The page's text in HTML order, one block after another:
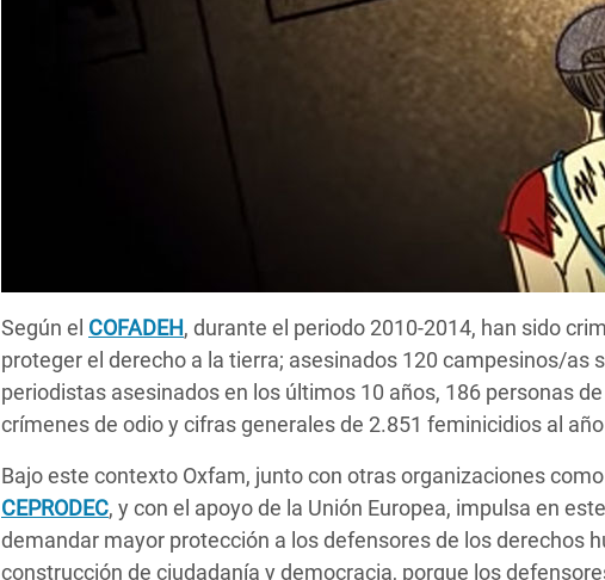
Según el COFADEH, durante el periodo 2010-2014, han sido
proteger el derecho a la tierra; asesinados 120 campesinos/as
periodistas asesinados en los últimos 10 años, 186 personas
crímenes de odio y cifras generales de 2.851 feminicidios al
Bajo este contexto Oxfam, junto con otras organizaciones
CEPRODEC, y con el apoyo de la Unión Europea, impulsa en
demandar mayor protección a los defensores de los derechos
construcción de ciudadanía y democracia, porque los